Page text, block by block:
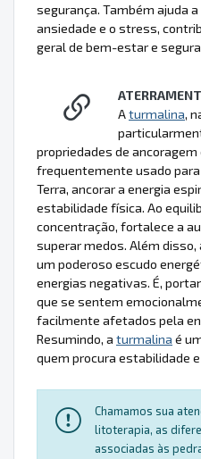
segurança. Também ajuda
ansiedade e o stress,
geral de bem-estar e
Aturmalina,
propriedades de ancoragem
frequentemente usado
Terra, ancorar a energia
estabilidade física. Ao
concentração, fortalece a
superar medos. Além disso,
um poderoso escudo
energias negativas. É,
que se sentem
facilmente afetados pela
Resumindo, a turmalina é
quem procura estabilidade
Chamamos sua
litoterapia, as
associadas às